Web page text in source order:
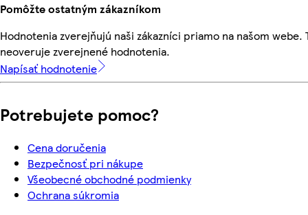
Pomôžte ostatným zákazníkom
Hodnotenia zverejňujú naši zákazníci priamo na našom webe.
neoveruje zverejnené hodnotenia.
Napísať hodnotenie
Potrebujete pomoc?
Cena doručenia
Bezpečnosť pri nákupe
Všeobecné obchodné podmienky
Ochrana súkromia